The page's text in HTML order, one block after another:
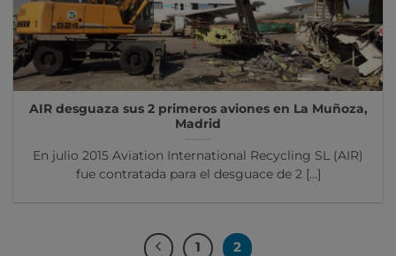
AIR desguaza sus 2 primeros aviones en La Muñoza,
Madrid
En julio 2015 Aviation International Recycling SL (AIR)
fue contratada para el desguace de 2 [...]
1 2